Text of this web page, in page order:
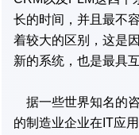
长的时间，并且最不
着较大的区别，这是
新的系统，也是最具
据一些世界知名的
的制造业企业在IT应